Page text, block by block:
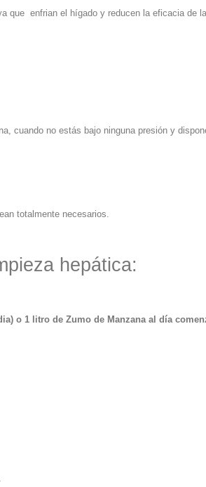
que enfrian el hígado y reducen la eficacia de
no estás bajo ninguna presión y
totalmente necesarios.
hepática:
o 1 litro de Zumo de Manzana al día